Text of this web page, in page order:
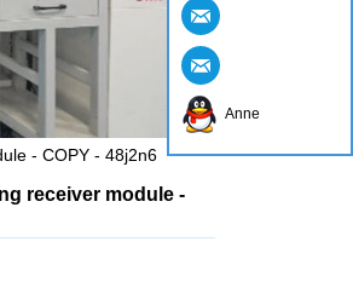
- COPY - 48j2n6
receiver module -
Anne